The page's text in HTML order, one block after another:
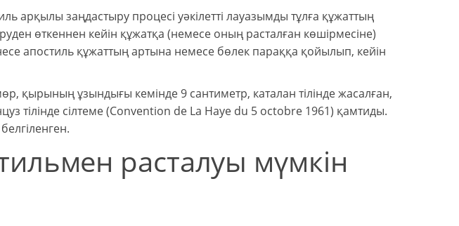
арқылы заңдастыру процесі уәкілетті лауазымды тұлға құжаттың
өткеннен кейін құжатқа (немесе оның расталған көшірмесіне)
апостиль құжаттың артына немесе бөлек параққа қойылып, кейін
қырының ұзындығы кемінде 9 сантиметр, каталан тілінде жасалған,
тілінде сілтеме (Convention de La Haye du 5 octobre 1961) қамтиды.
расталуы мүмкін